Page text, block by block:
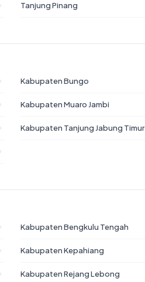
Tanjung Pinang
Kabupaten Bungo
Kabupaten Muaro Jambi
Kabupaten Tanjung Jabung Timur
Kabupaten Bengkulu Tengah
Kabupaten Kepahiang
Kabupaten Rejang Lebong